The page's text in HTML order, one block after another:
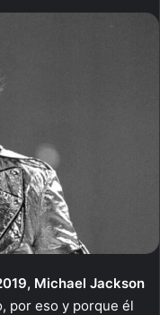
Michael Jackson
por eso y porque él